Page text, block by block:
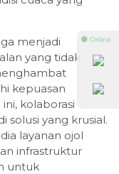
menjadi
yang tidak
kepuasan
kolaborasi
solusi yang krusial.
layanan ojol
infrastruktur
untuk
⚫ Online